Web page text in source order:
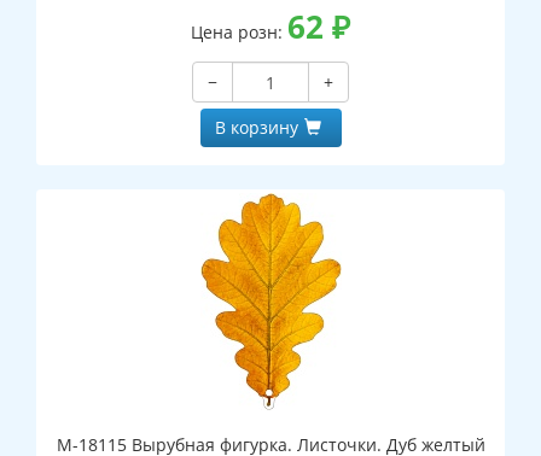
Цена розн: 62 ₽
−
+
В корзину
М-18115 Вырубная фигурка. Листочки. Дуб желтый